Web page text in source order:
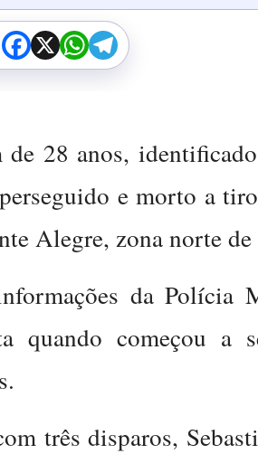
F
a
k
X
W
h
p
T
e
m
28 anos,
e morto a
Alegre, zona norte de
da
quando começou a
três disparos,